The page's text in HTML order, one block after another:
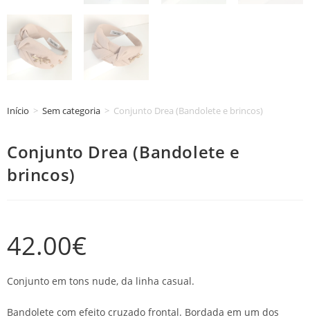
Início > Sem categoria > Conjunto Drea (Bandolete e brincos)
Conjunto Drea (Bandolete e
brincos)
42.00€
Conjunto em tons nude, da linha casual.
Bandolete com efeito cruzado frontal. Bordada em um dos